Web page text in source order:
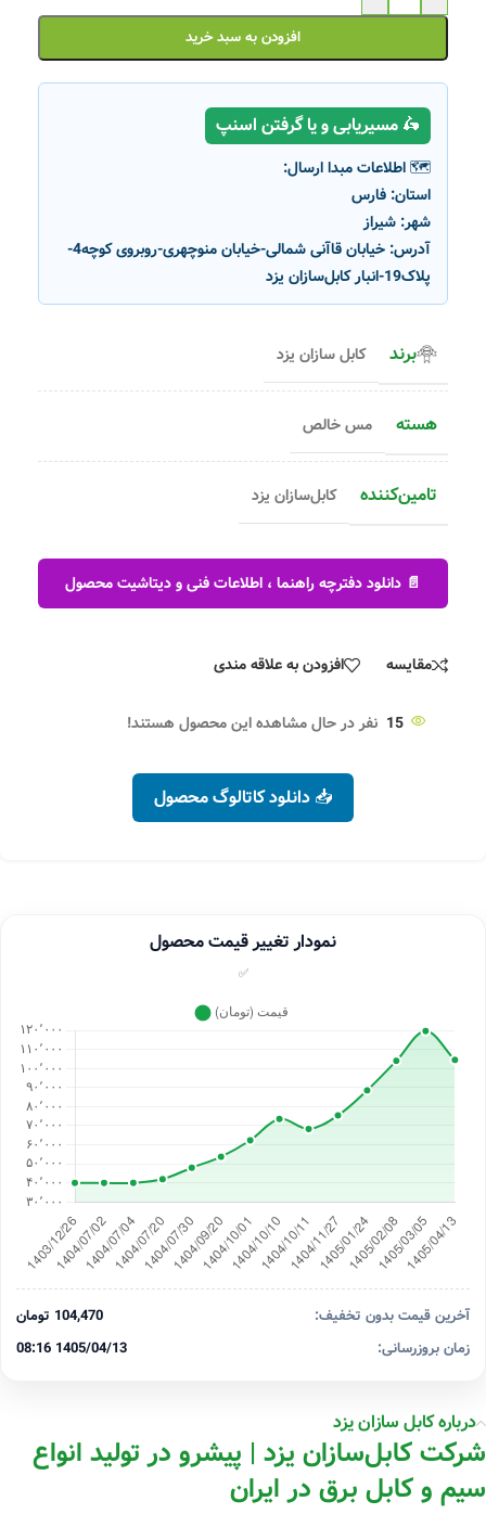
افزودن به سبد خرید
🛵 مسیریابی و یا گرفتن اسنپ
🗺️ اطلاعات مبدا ارسال:
استان: فارس
شهر: شیراز
آدرس:
خیابان قاآنی شمالی-خیابان منوچهری-روبروی کوچه4-
پلاک19-انبار کابل‌سازان یزد
برند کابل سازان یزد
هسته مس خالص
تامین‌کننده کابل‌سازان یزد
📄 دانلود دفترچه راهنما ، اطلاعات فنی و دیتاشیت محصول
مقایسه افزودن به علاقه مندی
15 نفر در حال مشاهده این محصول هستند!
📥 دانلود کاتالوگ محصول
نمودار تغییر قیمت محصول
✅
آخرین قیمت بدون تخفیف:
104,470 تومان
زمان بروزرسانی:
1405/04/13 08:16
درباره کابل سازان یزد
شرکت کابل‌سازان یزد | پیشرو در تولید انواع
سیم و کابل برق در ایران